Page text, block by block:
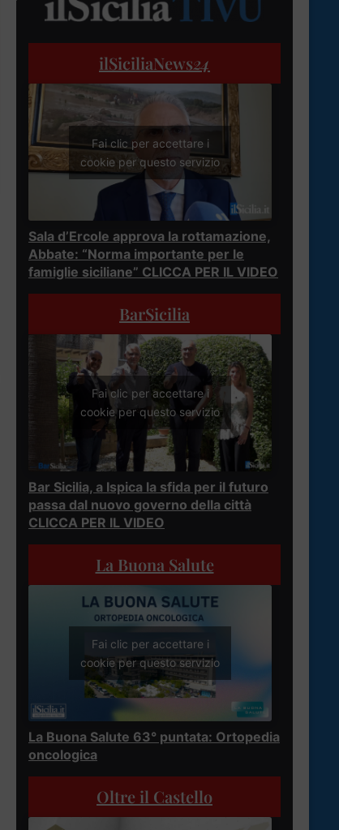
ilSiciliaNews24
Fai clic per accettare i
cookie per questo servizio
Sala d’Ercole approva la rottamazione,
Abbate: “Norma importante per le
famiglie siciliane” CLICCA PER IL VIDEO
BarSicilia
Fai clic per accettare i
cookie per questo servizio
Bar Sicilia, a Ispica la sfida per il futuro
passa dal nuovo governo della città
CLICCA PER IL VIDEO
La Buona Salute
Fai clic per accettare i
cookie per questo servizio
La Buona Salute 63° puntata: Ortopedia
oncologica
Oltre il Castello